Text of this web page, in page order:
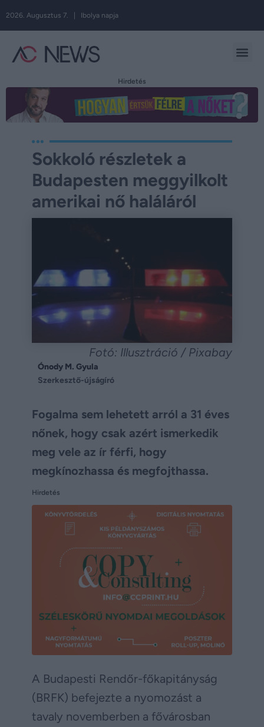
2026. Augusztus 7. | Ibolya napja
Hirdetés
Sokkoló részletek a
Budapesten meggyilkolt
amerikai nő haláláról
Fotó: Illusztráció / Pixabay
Ónody M. Gyula
Szerkesztő-újságíró
Fogalma sem lehetett arról a 31 éves
nőnek, hogy csak azért ismerkedik
meg vele az ír férfi, hogy
megkínozhassa és megfojthassa.
Hirdetés
A Budapesti Rendőr-főkapitányság
(BRFK) befejezte a nyomozást a
tavaly novemberben a fővárosban